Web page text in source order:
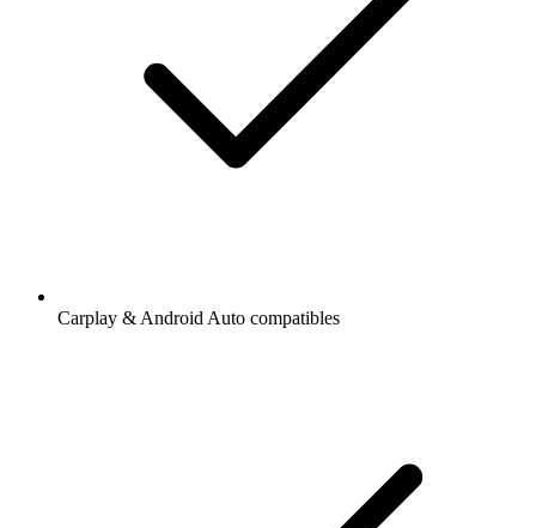
Carplay & Android Auto compatibles